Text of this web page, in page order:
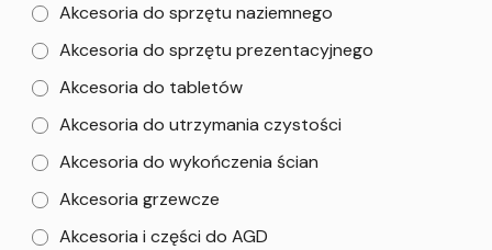
Akcesoria do sprzętu naziemnego
Akcesoria do sprzętu prezentacyjnego
Akcesoria do tabletów
Akcesoria do utrzymania czystości
Akcesoria do wykończenia ścian
Akcesoria grzewcze
Akcesoria i części do AGD